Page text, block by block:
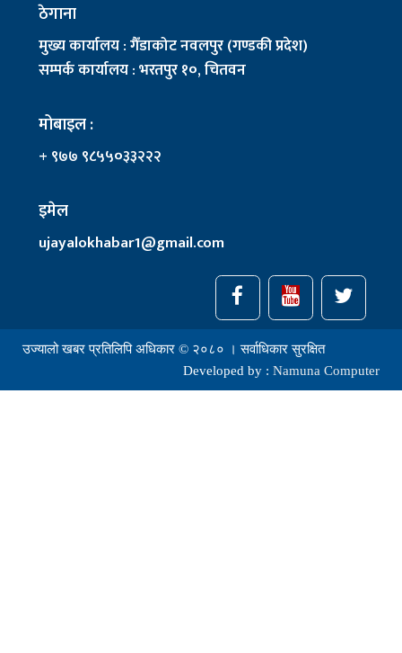
ठेगाना
मुख्य कार्यालय : गैँडाकोट नवलपुर (गण्डकी प्रदेश)
सम्पर्क कार्यालय : भरतपुर १०, चितवन
मोबाइल :
+ ९७७ ९८५५०३३२२२
इमेल
ujayalokhabar1@gmail.com
उज्यालो खबर प्रतिलिपि अधिकार © २०८० । सर्वाधिकार सुरक्षित
Developed by : Namuna Computer